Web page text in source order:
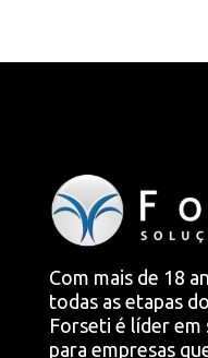
Com mais de 18
todas as etapas
Forseti é líder
para empresas